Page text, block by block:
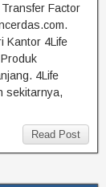
Factor
Kantor 4Life
4Life
sekitarnya,
Read Post